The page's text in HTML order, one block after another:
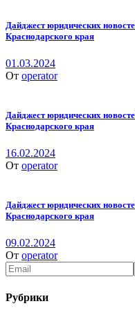
Дайджест юридических
Краснодарского края
01.03.2024
От operator
Дайджест юридических
Краснодарского края
16.02.2024
От operator
Дайджест юридических
Краснодарского края
09.02.2024
От operator
Рубрики